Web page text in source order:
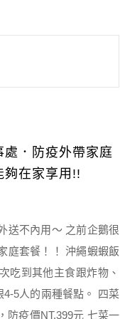
．防疫外帶家庭
夠在家享用!!
送不內用～ 之前企鵝很
庭套餐！！ 沖繩蝦蝦飯
吃到其他主食跟炸物、
5人的兩種餐點。 四菜
防疫價NT.399元 七菜一